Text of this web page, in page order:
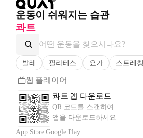
운동이 쉬워지는 습관
콰트
발레 필라테스 요가 스트레칭
웹 플레이어
콰트 앱 다운로드
QR 코드를 스캔하여
앱을 다운로드하세요
App Store Google Play